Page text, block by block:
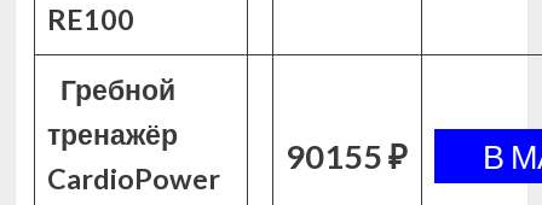
RE100
Гребной
тренажёр
CardioPower
90155 ₽